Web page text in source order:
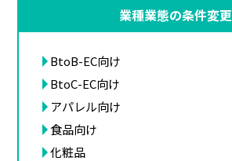
業種業態の条件変更
BtoB-EC向け
BtoC-EC向け
アパレル向け
食品向け
化粧品